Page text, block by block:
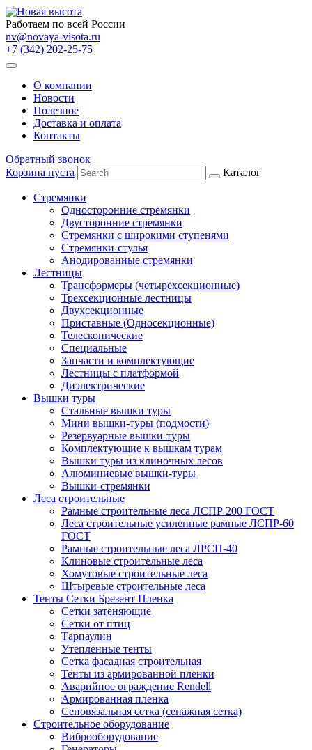
Работаем по всей России
nv@novaya-visota.ru
+7 (342) 202-25-75
О компании
Новости
Полезное
Доставка и оплата
Контакты
Обратный звонок
Корзина пуста
Каталог
Стремянки
Односторонние стремянки
Двусторонние стремянки
Стремянки с широкими ступенями
Стремянки-стулья
Анодированные стремянки
Лестницы
Трансформеры (четырёхсекционные)
Трехсекционные лестницы
Двухсекционные
Приставные (Односекционные)
Телескопические
Специальные
Запчасти и комплектующие
Лестницы с платформой
Диэлектрические
Вышки туры
Стальные вышки туры
Мини вышки-туры (подмости)
Резервуарные вышки-туры
Комплектующие к вышкам турам
Вышки туры из клиночных лесов
Алюминиевые вышки-туры
Вышки-стремянки
Леса строительные
Рамные строительные леса ЛСПР 200 ГОСТ
Леса строительные усиленные рамные ЛСПР-60
ГОСТ
Рамные строительные леса ЛРСП-40
Клиновые строительные леса
Хомутовые строительные леса
Штыревые строительные леса
Тенты Сетки Брезент Пленка
Сетки затеняющие
Сетки от птиц
Тарпаулин
Утепленные тенты
Сетка фасадная строительная
Тенты из армированной пленки
Аварийное ограждение Rendell
Армированная пленка
Сеновязальная сетка (сенажная сетка)
Строительное оборудование
Виброоборудование